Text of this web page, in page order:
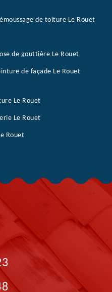
de toiture Le Rouet
de gouttière Le Rouet
de façade Le Rouet
Le Rouet
Le Rouet
Rouet